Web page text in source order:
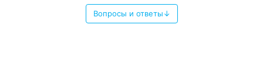
Вопросы и ответы↓